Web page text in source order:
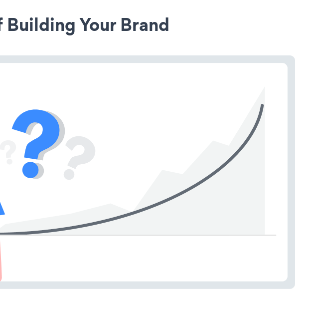
Your Brand